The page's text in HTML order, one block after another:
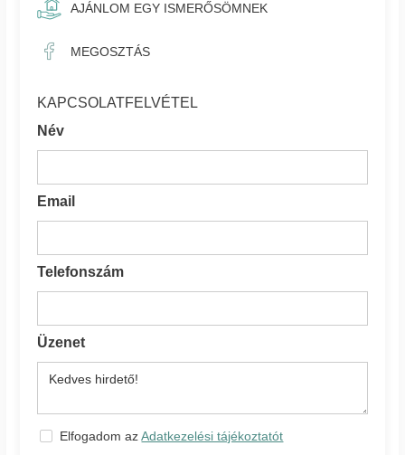
AJÁNLOM EGY ISMERŐSÖMNEK
MEGOSZTÁS
KAPCSOLATFELVÉTEL
Név
Email
Telefonszám
Üzenet
Elfogadom azAdatkezelési tájékoztatót